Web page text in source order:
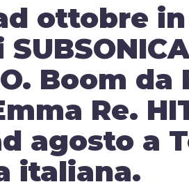
ottobre
Boom da
Re.
agosto a
italiana.